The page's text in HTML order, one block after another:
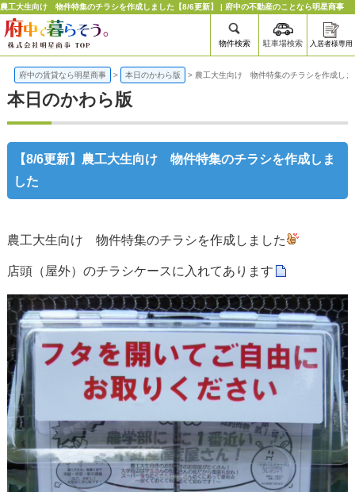
農工大生向け 物件特集のチラシを作成しました【8/6更新】 | 府中の不動産のことなら明星商事
物件検索 駐車場検索 入居者様専用
府中の賃貸なら明星商事 > 本日のかわら版 > 農工大生向け 物件特集のチラシを作成しま
本日のかわら版
【8/6更新】農工大生向け 物件特集のチラシを作成しま
した
農工大生向け 物件特集のチラシを作成しました
店頭（屋外）のチラシケースに入れてあります